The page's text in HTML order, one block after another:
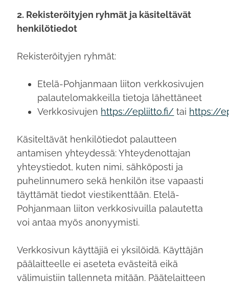
2. Rekisteröityjen ryhmät ja käsiteltävät
henkilötiedot
Rekisteröityjen ryhmät:
Etelä-Pohjanmaan liiton verkkosivujen
palautelomakkeilla tietoja lähettäneet
Verkkosivujen https://epliitto.fi/ tai https://
Käsiteltävät henkilötiedot palautteen
antamisen yhteydessä: Yhteydenottajan
yhteystiedot, kuten nimi, sähköposti ja
puhelinnumero sekä henkilön itse vapaasti
täyttämät tiedot viestikenttään. Etelä-
Pohjanmaan liiton verkkosivuilla palautetta
voi antaa myös anonyymisti.
Verkkosivun käyttäjiä ei yksilöidä. Käyttäjän
päälaitteelle ei aseteta evästeitä eikä
välimuistiin tallenneta mitään. Päätelaitteen